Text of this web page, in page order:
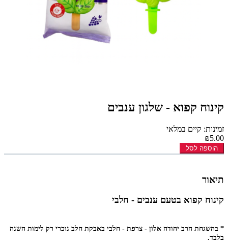
קינוח קפוא - שלגון ענבים
זמינות: קיים במלאי
₪5.00
הוספה לסל
תיאור
קינוח קפוא בטעם ענבים - חלבי
* בהשגחת הרב יהודה אלון - צרפת - חלבי באבקת חלב נוכרי רק לימות השנה
בלבד.